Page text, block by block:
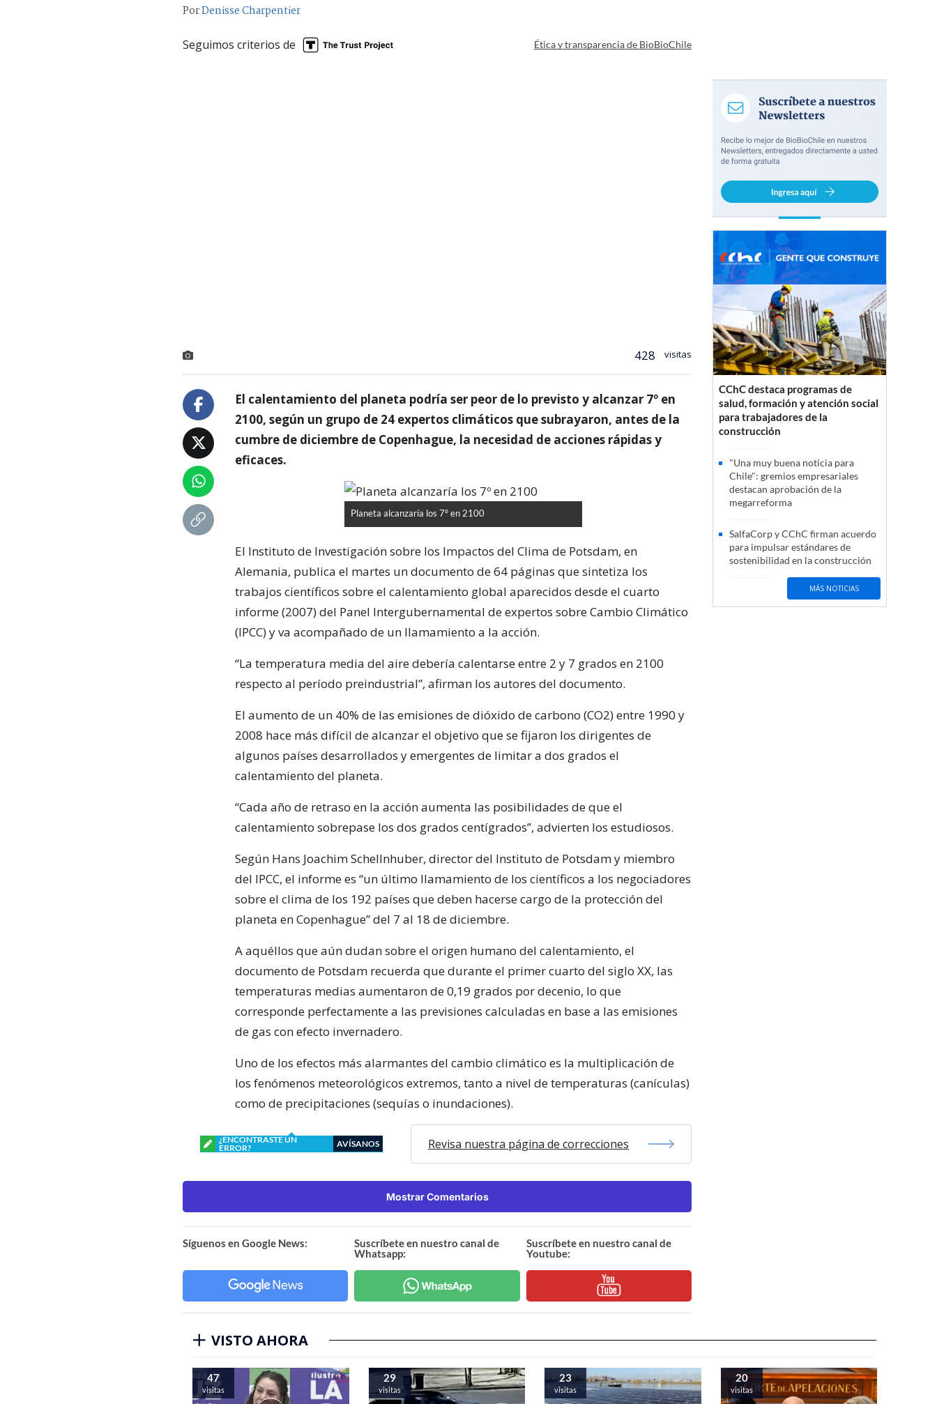
PorDenisse Charpentier
Seguimos criterios de Ética y transparencia de BioBioChile
428 visitas
El calentamiento del planeta podría ser peor de lo previsto y alcanzar 7º en
2100, según un grupo de 24 expertos climáticos que subrayaron, antes de la
cumbre de diciembre de Copenhague, la necesidad de acciones rápidas y
eficaces.
Planeta alcanzaría los 7º en 2100
El Instituto de Investigación sobre los Impactos del Clima de Potsdam, en
Alemania, publica el martes un documento de 64 páginas que sintetiza los
trabajos científicos sobre el calentamiento global aparecidos desde el cuarto
informe (2007) del Panel Intergubernamental de expertos sobre Cambio Climático
(IPCC) y va acompañado de un llamamiento a la acción.
“La temperatura media del aire debería calentarse entre 2 y 7 grados en 2100
respecto al período preindustrial”, afirman los autores del documento.
El aumento de un 40% de las emisiones de dióxido de carbono (CO2) entre 1990 y
2008 hace más difícil de alcanzar el objetivo que se fijaron los dirigentes de
algunos países desarrollados y emergentes de limitar a dos grados el
calentamiento del planeta.
“Cada año de retraso en la acción aumenta las posibilidades de que el
calentamiento sobrepase los dos grados centígrados”, advierten los estudiosos.
Según Hans Joachim Schellnhuber, director del Instituto de Potsdam y miembro
del IPCC, el informe es “un último llamamiento de los científicos a los negociadores
sobre el clima de los 192 países que deben hacerse cargo de la protección del
planeta en Copenhague” del 7 al 18 de diciembre.
A aquéllos que aún dudan sobre el origen humano del calentamiento, el
documento de Potsdam recuerda que durante el primer cuarto del siglo XX, las
temperaturas medias aumentaron de 0,19 grados por decenio, lo que
corresponde perfectamente a las previsiones calculadas en base a las emisiones
de gas con efecto invernadero.
Uno de los efectos más alarmantes del cambio climático es la multiplicación de
los fenómenos meteorológicos extremos, tanto a nivel de temperaturas (canículas)
como de precipitaciones (sequías o inundaciones).
¿ENCONTRASTE UN
ERROR?
AVÍSANOS Revisa nuestra página de correcciones
Mostrar Comentarios
Síguenos en Google News:
Suscríbete en nuestro canal de
Whatsapp:
Suscríbete en nuestro canal de
Youtube:
CChC destaca programas de
salud, formación y atención social
para trabajadores de la
construcción
"Una muy buena noticia para
Chile": gremios empresariales
destacan aprobación de la
megarreforma
SalfaCorp y CChC firman acuerdo
para impulsar estándares de
sostenibilidad en la construcción
MÁS NOTICIAS
VISTO AHORA
47
visitas
29
visitas
23
visitas
20
visitas